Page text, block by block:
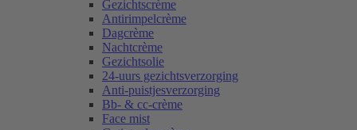
Gezichtscrème
Antirimpelcrème
Dagcrème
Nachtcrème
Gezichtsolie
24-uurs gezichtsverzorging
Anti-puistjesverzorging
Bb- & cc-crème
Face mist